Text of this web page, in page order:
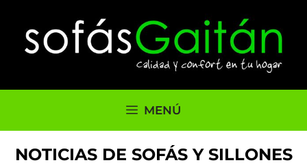
MENÚ
NOTICIAS DE SOFÁS Y SILLONES